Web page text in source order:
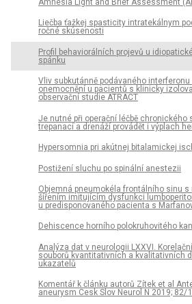
Amnesia Light and Brief Assessment
Liečba ťažkej spasticity intratekálnym
ročné skúsenosti
Profil behaviorálních projevů u
spánku
Vliv subkután­ně podávaného interferonu
onemocnění u pa­cientů s klinicky
observační studie ATRACT
Je nutné při operační léčbě chronického
trepanací a drenáží provádět i výplach
Hypersomnia pri akútnej bitalamickej
Postižení sluchu po spinální anestezii
Objemná pneumokéla frontálního sinu
šířením imitujícím dysfunkci
u predisponovaného pacienta s
Dehiscence horního polokruhovitého
Analýza dat v neurologii LXXVI.
souborů kvantitativních a kvalitativních
ukazatelů
Komentář k článku autorů Zítek et al
aneurysm Cesk Slov Neurol N 2019; 82/